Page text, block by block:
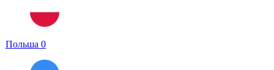
Польша 0